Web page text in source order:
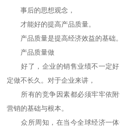
事后的思想观念，
才能好的提高产品质量。
产品质量是提高经济效益的基础。
产品质量做
好了，企业的销售业绩不一定好
定做不长久。对于企业来讲，
所有的竞争因素都必须牢牢依附
营销的基础与根本。
众所周知，在当今全球经济一体